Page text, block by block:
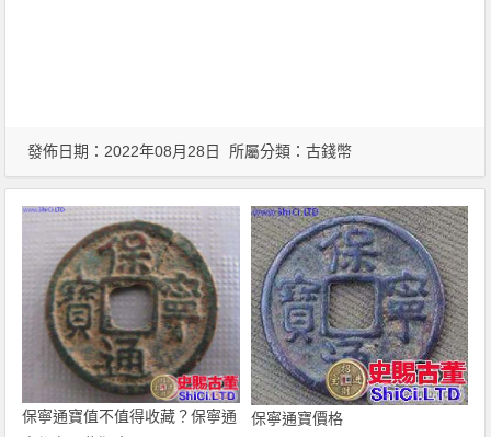
發佈日期：2022年08月28日 所屬分類：古錢幣
保寧通寶值不值得收藏？保寧通
保寧通寶價格